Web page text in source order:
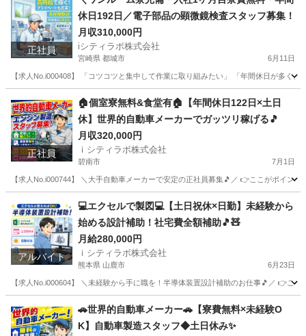
正社員
休日192日／電子部品の顕微鏡検査スタッフ募集！
月収310,000円
iシティラボ株式会社
宮崎県 都城市 6月11日
【求人No.i000408】 「コツコツと集中して作業に取り組みたい」 「年間休日が多く
その他 電子部品
正社員
🏠個室寮無料&食堂有🏠【年間休日122日×土日
休】世界的自動車メーカーでガッツリ稼げる🎵
月収320,000円
ｉシティラボ株式会社
碧南市 7月1日
【求人No.i000744】 ＼大手自動車メーカーで安定の正社員募集🎵／ 👉ここがポイン
その他
アルバイト
💻エクセルで製図💻【土日祝休×日勤】未経験から
始める設計補助！社宅費全額補助🎵🧸
月給280,000円
ｉシティラボ株式会社
熊本県 山鹿市 6月23日
【求人No.i000604】 ＼未経験から手に職を！半導体装置設計補助のお仕事🎵／ 👉こ
その他 土日
🚗世界的自動車メーカー🚗【寮費無料×未経験O
K】自動車製造スタッフ◆土日休み✨